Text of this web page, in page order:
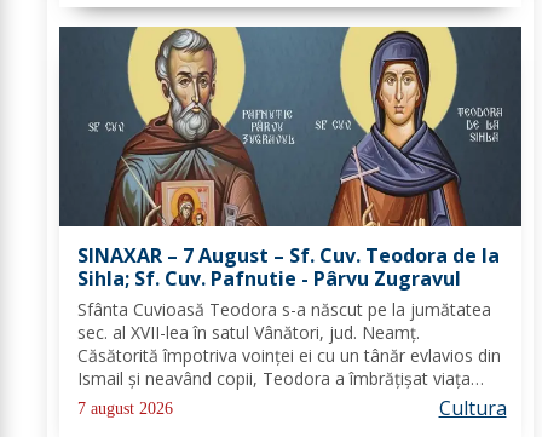
SINAXAR – 7 August – Sf. Cuv. Teodora de la
Sihla; Sf. Cuv. Pafnutie - Pârvu Zugravul
Sfânta Cuvioasă Teodora s-a născut pe la jumătatea
sec. al XVII-lea în satul Vânători, jud. Neamţ.
Căsătorită împotriva voinţei ei cu un tânăr evlavios din
Ismail şi neavând copii, Teodora a îmbrăţişat viaţa
monahală la Schitul Vărzăreşti, Vrancea, iar soţul ei,
de asemenea, s-a călugărit la...
7 august 2026 Cultura